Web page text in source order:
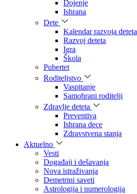
Dojenje
Ishrana
Dete
Kalendar razvoja deteta
Razvoj deteta
Igra
Škola
Pubertet
Roditeljstvo
Vaspitanje
Samohrani roditelji
Zdravlje deteta
Preventiva
Ishrana dece
Zdravstvena stanja
Aktuelno
Vesti
Događaji i dešavanja
Nova istraživanja
Demetrini saveti
Astrologija i numerologija